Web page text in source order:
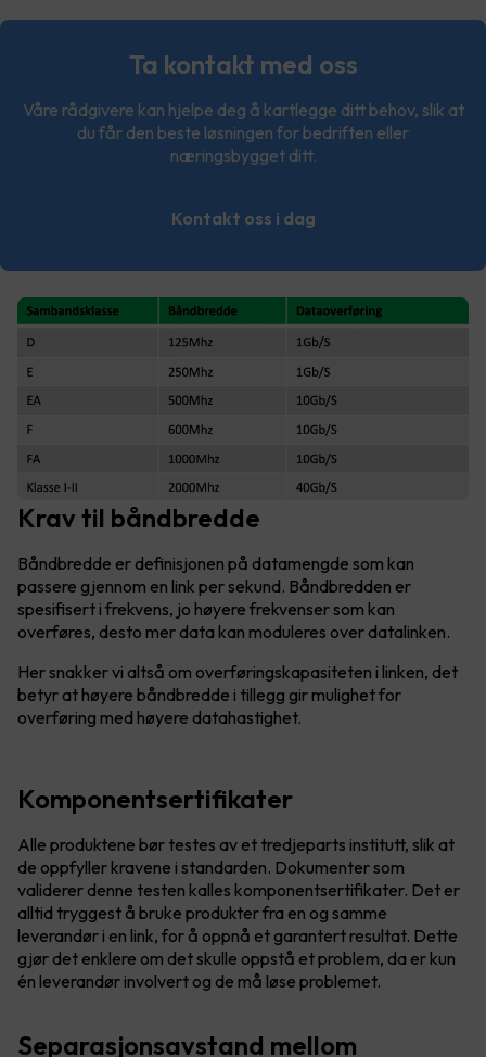
Ta kontakt med oss
Våre rådgivere kan hjelpe deg å kartlegge ditt behov, slik at
du får den beste løsningen for bedriften eller
næringsbygget ditt.
Kontakt oss i dag
Krav til båndbredde
Båndbredde er definisjonen på datamengde som kan
passere gjennom en link per sekund. Båndbredden er
spesifisert i frekvens, jo høyere frekvenser som kan
overføres, desto mer data kan moduleres over datalinken.
Her snakker vi altså om overføringskapasiteten i linken, det
betyr at høyere båndbredde i tillegg gir mulighet for
overføring med høyere datahastighet.
Komponentsertifikater
Alle produktene bør testes av et tredjeparts institutt, slik at
de oppfyller kravene i standarden. Dokumenter som
validerer denne testen kalles komponentsertifikater. Det er
alltid tryggest å bruke produkter fra en og samme
leverandør i en link, for å oppnå et garantert resultat. Dette
gjør det enklere om det skulle oppstå et problem, da er kun
én leverandør involvert og de må løse problemet.
Separasjonsavstand mellom